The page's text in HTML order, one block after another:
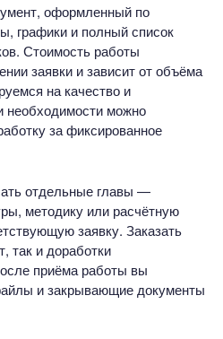
оформленный по
графики и полный список
Стоимость работы
заявки и зависит от объёма
на качество и
можно
за фиксированное
отдельные главы —
методику или расчётную
заявку. Заказать
так и доработки
приёма работы вы
и закрывающие документы